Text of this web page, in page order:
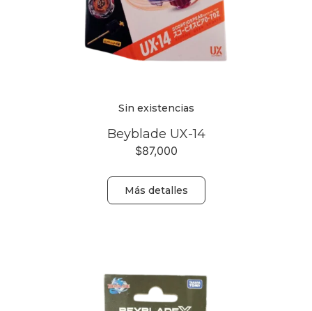
Sin existencias
Beyblade UX-14
$87,000
Más detalles